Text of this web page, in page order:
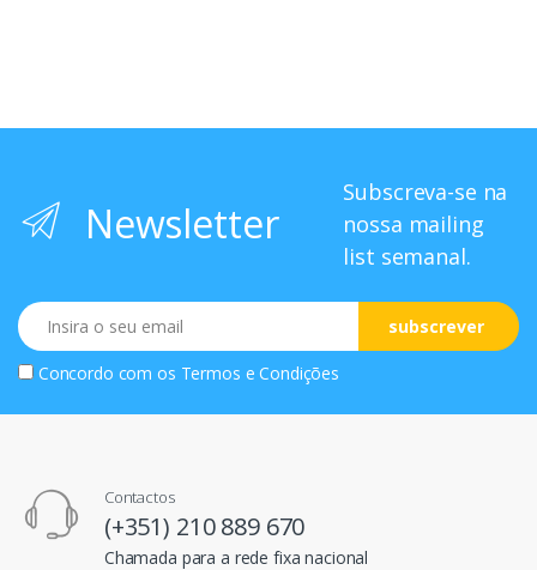
Newsletter
Subscreva-se na
nossa mailing
list semanal.
Email
subscrever
Concordo com os Termos e Condições
Contactos
(+351) 210 889 670
Chamada para a rede fixa nacional